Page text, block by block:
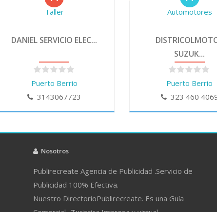
Taller
DANIEL SERVICIO ELEC...
Puerto Berrio
3143067723
Automotores
SUZUK...
Puerto Berrio
323 460
Nosotros
Publirecreate Agencia de Publicidad .Servicio de
Publicidad 100% Efectiva.
Nuestro DirectorioPublirecreate. Es una Guía